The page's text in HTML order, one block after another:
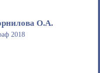
О.А.
2018